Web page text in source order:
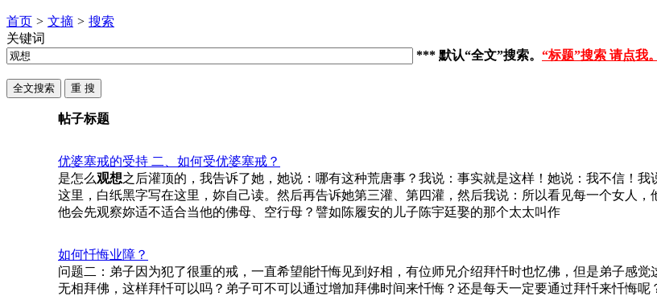
首页 > 文摘 > 搜索
关键词
*** 默认“全文”搜索。 “标题”搜索 请点我。
帖子标题
优婆塞戒的受持 二、如何受优婆塞戒？
是怎么观想之后灌顶的，我告诉了她，她说：哪有这种荒唐事？我说：事实就是这样！她说：我不信！
这里，白纸黑字写在这里，妳自己读。然后再告诉她第三灌、第四灌，然后我说：所以看见每一个女人，
他会先观察妳适不适合当他的佛母、空行母？譬如陈履安的儿子陈宇廷娶的那个太太叫作
如何忏悔业障？
问题二：弟子因为犯了很重的戒，一直希望能忏悔见到好相，有位师兄介绍拜忏时也忆佛，但是弟子感
无相拜佛，这样拜忏可以吗？弟子可不可以通过增加拜佛时间来忏悔？还是每天一定要通过拜忏来忏悔呢